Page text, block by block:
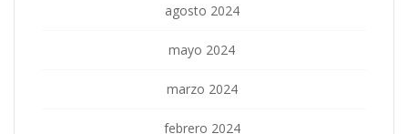
agosto 2024
mayo 2024
marzo 2024
febrero 2024